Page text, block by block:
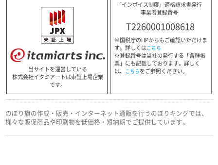
当サイトを運営している
株式会社イタミアートは東証上場企業
です。
「インボイス制度」適格請求書発行
事業者登録番号
T2260001008618
※国税庁のHPからもご確認いただけま
す。詳しくはこちら
※登録番号は当社の発行する「各種帳
票」にも記載しております。詳しく
は、 こちらをご参照ください。
のぼり旗の作成・販売・インターネット通販を行うのぼりキングでは、
様々な販促商品や印刷物を低価格・短納期でご提供しています。